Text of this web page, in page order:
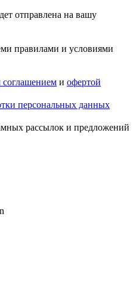
отправлена на вашу
правилами и условиями
соглашением и офертой
персональных данных
рассылок и предложений